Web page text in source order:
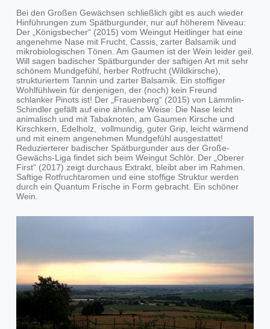
Bei den Großen Gewächsen schließlich gibt es auch wieder
Hinführungen zum Spätburgunder, nur auf höherem Niveau:
Der „Königsbecher“ (2015) vom Weingut Heitlinger hat eine
angenehme Nase mit Frucht, Cassis, zarter Balsamik und
mikrobiologischen Tönen. Am Gaumen ist der Wein leider geil.
Will sagen badischer Spätburgunder der saftigen Art mit sehr
schönem Mundgefühl, herber Rotfrucht (Wildkirsche),
strukturiertem Tannin und zarter Balsamik. Ein stoffiger
Wohlfühlwein für denjenigen, der (noch) kein Freund
schlanker Pinots ist! Der „Frauenberg“ (2015) von Lämmlin-
Schindler gefällt auf eine ähnliche Weise: Die Nase leicht
animalisch und mit Tabaknoten, am Gaumen Kirsche und
Kirschkern, Edelholz, vollmundig, guter Grip, leicht wärmend
und mit einem angenehmen Mundgefühl ausgestattet!
Reduzierterer badischer Spätburgunder aus der Große-
Gewächs-Liga findet sich beim Weingut Schlör. Der „Oberer
First“ (2017) zeigt durchaus Extrakt, bleibt aber im Rahmen.
Saftige Rotfruchtaromen und eine stoffige Struktur werden
durch ein Quantum Frische in Form gebracht. Ein schöner
Wein.